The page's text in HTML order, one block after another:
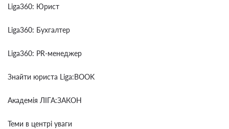
Liga360: Юрист
Liga360: Бухгалтер
Liga360: PR-менеджер
Знайти юриста Liga:BOOK
Академія ЛІГА:ЗАКОН
Теми в центрі уваги